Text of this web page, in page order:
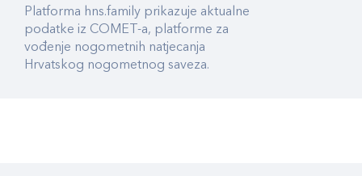
Platforma hns.family prikazuje aktualne
podatke iz COMET-a, platforme za
vođenje nogometnih natjecanja
Hrvatskog nogometnog saveza.